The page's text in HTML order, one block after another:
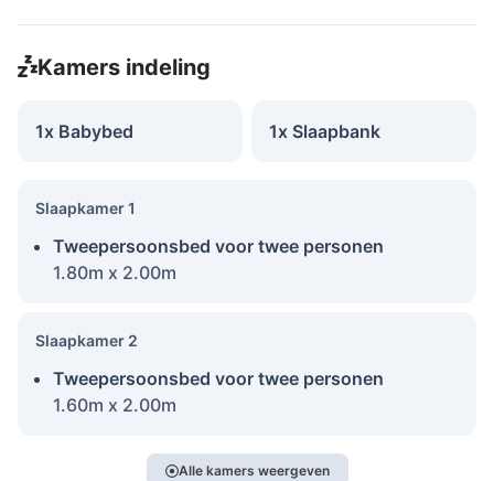
Kamers indeling
1x Babybed 1x Slaapbank
Slaapkamer 1
Tweepersoonsbed voor twee personen
1.80m x 2.00m
Slaapkamer 2
Tweepersoonsbed voor twee personen
1.60m x 2.00m
Alle kamers weergeven